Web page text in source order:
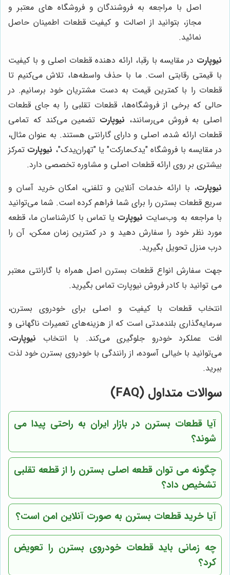
اصل با مراجعه به فروشندگان و فروشگاه ‌های معتبر و
مجاز، بتوانید از اصالت و کیفیت قطعات اطمینان حاصل
نمائید.
نیوپارت در مقایسه با رقبا، ارائه دهنده قطعات اصلی و با کیفیت
با قیمتی رقابتی است. ما با حذف واسطه‌ها، تلاش می‌کنیم تا
قطعات را با کمترین قیمت به دست مشتریان خود برسانیم. در
حالی که برخی از فروشگاه‌ها، قطعات تقلبی را به جای قطعات
اصلی به فروش می‌رسانند، نیوپارت تضمین می‌کند که تمامی
قطعات ارائه شده، اصلی و دارای گارانتی هستند. به عنوان مثال،
در مقایسه با فروشگاه "یدک‌مارکت" یا "تهران‌یدک"، نیوپارت تمرکز
بیشتری بر روی ارائه قطعات اصلی و مشاوره تخصصی دارد.
نیوپارت، با ارائه خدمات آنلاین و تلفنی، امکان خرید آسان و
سریع قطعات بسترن را برای شما فراهم کرده است. شما می‌توانید
با مراجعه به وب‌سایت نیوپارت یا تماس با کارشناسان ما، قطعه
مورد نظر خود را سفارش دهید و در کمترین زمان ممکن، آن را
درب منزل تحویل بگیرید.
جهت سفارش انواع قطعات بسترن اصل همراه با گارانتی معتبر
می توانید با کادر فروش نیوپارت تماس بگیرید.
انتخاب قطعات با کیفیت و اصلی برای خودروی بسترن،
سرمایه‌گذاری بلندمدتی است که از هزینه‌های تعمیرات ناگهانی و
افت عملکرد خودرو جلوگیری می‌کند. با انتخاب نیوپارت،
می‌توانید با خیالی آسوده، از رانندگی با خودروی بسترن خود لذت
ببرید.
سوالات متداول (FAQ)
آیا قطعات بسترن در بازار ایران به راحتی پیدا می
شوند؟
چگونه می توان قطعه اصلی بسترن را از قطعه تقلبی
تشخیص داد؟
آیا خرید قطعات بسترن به صورت آنلاین امن است؟
چه زمانی باید قطعات خودروی بسترن را تعویض
کرد؟